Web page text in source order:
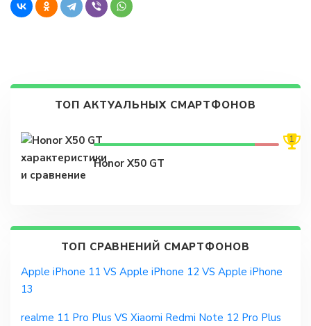
ТОП АКТУАЛЬНЫХ СМАРТФОНОВ
1
Honor X50 GT
ТОП СРАВНЕНИЙ СМАРТФОНОВ
Apple iPhone 11 VS Apple iPhone 12 VS Apple iPhone
13
realme 11 Pro Plus VS Xiaomi Redmi Note 12 Pro Plus